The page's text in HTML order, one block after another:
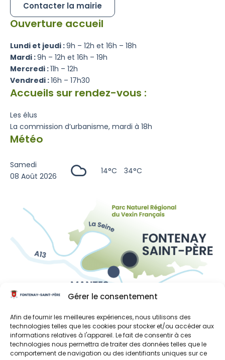
Gérer le consentement
Afin de fournir les meilleures expériences, nous utilisons des
technologies telles que les cookies pour stocker et/ou accéder aux
informations relatives à l'appareil. Le fait de consentir à ces
technologies nous permettra de traiter des données telles que le
comportement de navigation ou des identifiants uniques sur ce
Contacter la mairie
Ouverture accueil
Lundi et jeudi :9h – 12h et 16h – 18h
Mardi :9h – 12h et 16h – 19h
Mercredi :11h – 12h
Vendredi :16h – 17h30
Accueils sur rendez-vous :
Les élus
La commission d’urbanisme, mardi à 18h
Météo
Samedi
08 Août 2026
14°C 34°C
Région Île-de-France
Département des Yvelines
Grand Paris Seine et Oise